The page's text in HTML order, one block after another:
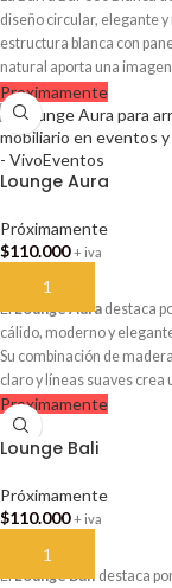
diseño circular, elegante y
estructura blanca con
natural aporta una
sofisticada y muy atractiva.
matrimonios, cócteles,
corporativos,
activaciones de marca.
de diámetro y 1 m de alto.
VivoEventos.
Proximamente
Lounge Aura
Próximamente
$110.000 + iva
AÑADIR AL CARRITO
ElLounge Aura destaca
cálido, moderno y
Su combinación de
claro y líneas suaves crea
ambientación sofisticada y
Es ideal para matrimonios,
corporativos, terrazas,
recepciones y
Disponible
octubre para arriendo en
Proximamente
Lounge Bali
Próximamente
$110.000 + iva
AÑADIR AL CARRITO
ElLounge Bali destaca